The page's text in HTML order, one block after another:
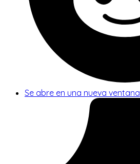
Se abre en una nueva ventana